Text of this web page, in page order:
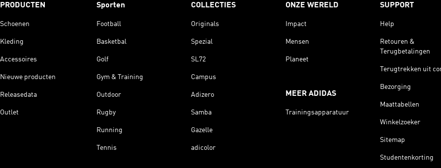
PRODUCTEN
Schoenen
Kleding
Accessoires
Nieuwe producten
Releasedata
Outlet
Sporten
Football
Basketbal
Golf
Gym & Training
Outdoor
Rugby
Running
Tennis
COLLECTIES
Originals
Spezial
SL72
Campus
Adizero
Samba
Gazelle
adicolor
ONZE WERELD
Impact
Mensen
Planeet
MEER ADIDAS
Trainingsapparatuur
SUPPORT
Help
Retouren &
Terugbetalingen
Terugtrekken uit
Bezorging
Maattabellen
Winkelzoeker
Sitemap
Studentenkorting